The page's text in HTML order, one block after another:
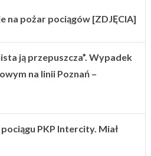
na pożar pociągów [ZDJĘCIA]
ją przepuszcza”. Wypadek
na linii Poznań –
PKP Intercity. Miał